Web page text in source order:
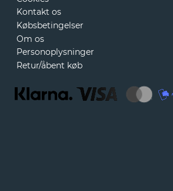
Kontakt os
Købsbetingelser
Om os
Personoplysninger
Retur/åbent køb